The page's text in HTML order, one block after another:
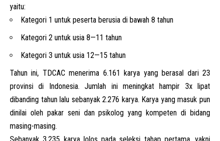
yaitu:
Kategori 1 untuk peserta berusia di bawah 8 tahun
Kategori 2 untuk usia 8—11 tahun
Kategori 3 untuk usia 12—15 tahun
Tahun ini, TDCAC menerima 6.161 karya yang berasal dari 23
provinsi di Indonesia. Jumlah ini meningkat hampir 3x lipat
dibanding tahun lalu sebanyak 2.276 karya. Karya yang masuk pun
dinilai oleh pakar seni dan psikolog yang kompeten di bidang
masing-masing.